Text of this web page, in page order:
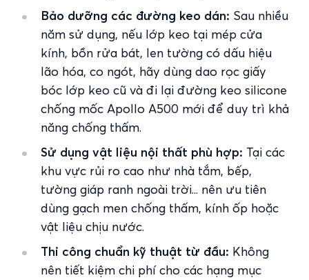
Bảo dưỡng các đường keo dán: Sau nhiều
năm sử dụng, nếu lớp keo tại mép cửa
kính, bồn rửa bát, len tường có dấu hiệu
lão hóa, co ngót, hãy dùng dao rọc giấy
bóc lớp keo cũ và đi lại đường keo silicone
chống mốc Apollo A500 mới để duy trì khả
năng chống thấm.
Sử dụng vật liệu nội thất phù hợp: Tại các
khu vực rủi ro cao như nhà tắm, bếp,
tường giáp ranh ngoài trời... nên ưu tiên
dùng gạch men chống thấm, kính ốp hoặc
vật liệu chịu nước.
Thi công chuẩn kỹ thuật từ đầu: Không
nên tiết kiệm chi phí cho các hạng mục